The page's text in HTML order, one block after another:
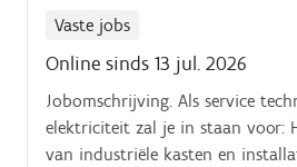
Vaste jobs
Online sinds 13 jul. 2026
Jobomschrijving. Als service
elektriciteit zal je in staan voor:
van industriële kasten en